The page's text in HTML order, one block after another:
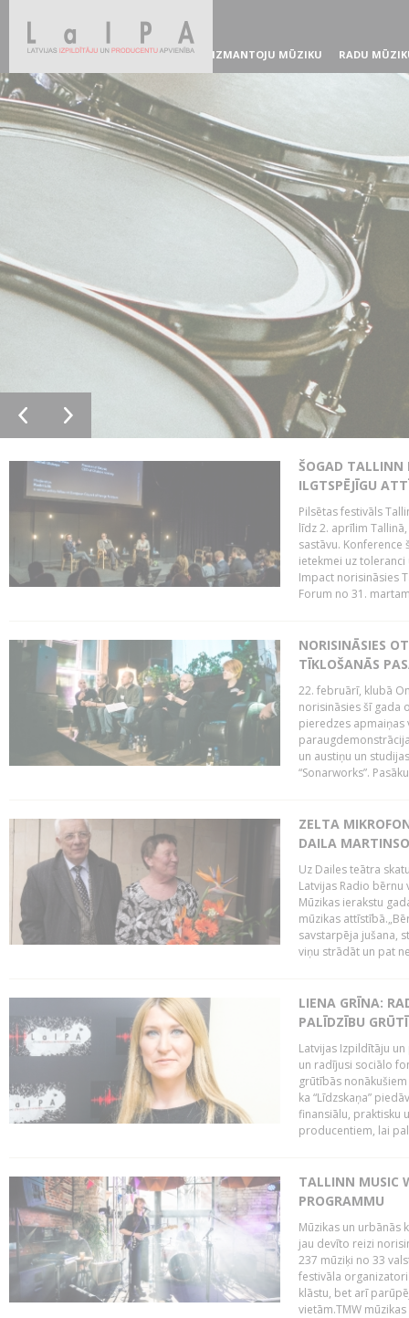
IZMANTOJU MŪZIKU RADU
ŠOGAD TALLINN
ILGTSPĒJĪGU
Pilsētas festivāls
līdz 2. aprīlim
sastāvu.
ietekmei uz
Impact norisināsies
Forum no 31.
NORISINĀSIES
TĪKLOŠANĀS
22. februārī, klubā
norisināsies šī gada
pieredzes apmaiņas
un austiņu un
“Sonarworks”.
ZELTA
DAILA
Uz Dailes teātra
Latvijas Radio
Mūzikas ierakstu
mūzikas
savstarpēja jušana,
viņu strādāt un pat
LIENA GRĪNA:
PALĪDZĪBU
Latvijas Izpildītāju
un radījusi sociālo
grūtībās
ka “Līdzskaņa”
finansiālu, praktisku
producentiem, lai
TALLINN MUSIC
PROGRAMMU
Mūzikas un urbānās
jau devīto reizi
237 mūziķi no 33
festivāla
klāstu, bet arī
vietām.TMW